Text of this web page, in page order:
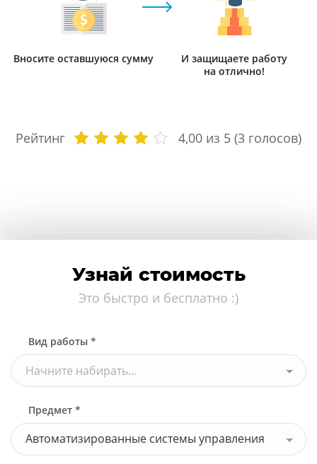
Вносите оставшуюся сумму
И защищаете работу
на отлично!
Рейтинг 4,00 из 5 (3 голосов)
Узнай стоимость
Это быстро и бесплатно :)
Вид работы *
Начните набирать...
Предмет *
Автоматизированные системы управления